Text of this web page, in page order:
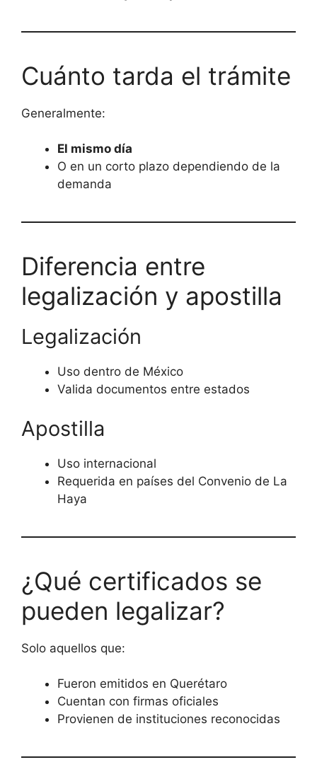
Cuánto tarda el trámite
Generalmente:
El mismo día
O en un corto plazo dependiendo de la
demanda
Diferencia entre
legalización y apostilla
Legalización
Uso dentro de México
Valida documentos entre estados
Apostilla
Uso internacional
Requerida en países del Convenio de La
Haya
¿Qué certificados se
pueden legalizar?
Solo aquellos que:
Fueron emitidos en Querétaro
Cuentan con firmas oficiales
Provienen de instituciones reconocidas